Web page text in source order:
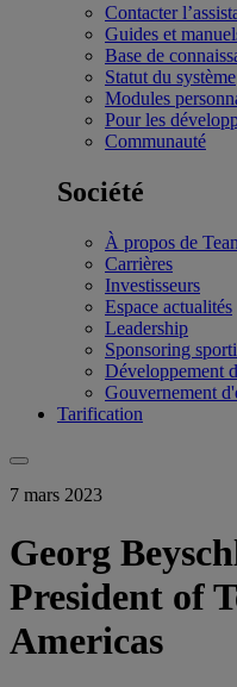
Contacter
Guides et
Base de
Statut du système
Modules
Pour les
Communauté
Société
À propos de
Carrières
Investisseurs
Espace actualités
Leadership
Sponsoring
Développement
Gouvernement
Tarification
7 mars 2023
Georg
President of
Americas